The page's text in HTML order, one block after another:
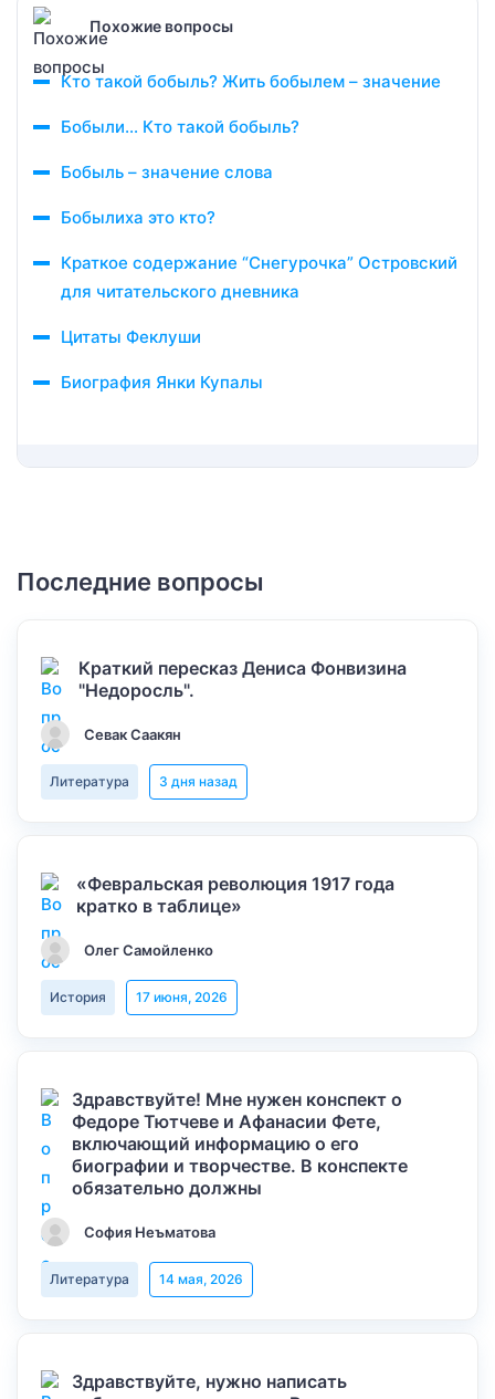
Похожие вопросы
Кто такой бобыль? Жить бобылем – значение
Бобыли… Кто такой бобыль?
Бобыль – значение слова
Бобылиха это кто?
Краткое содержание “Снегурочка” Островский
для читательского дневника
Цитаты Феклуши
Биография Янки Купалы
Последние вопросы
Краткий пересказ Дениса Фонвизина
"Недоросль".
Севак Саакян
Литература 3 дня назад
«Февральская революция 1917 года
кратко в таблице»
Олег Самойленко
История 17 июня, 2026
Здравствуйте! Мне нужен конспект о
Федоре Тютчеве и Афанасии Фете,
включающий информацию о его
биографии и творчестве. В конспекте
обязательно должны
София Неъматова
Литература 14 мая, 2026
Здравствуйте, нужно написать